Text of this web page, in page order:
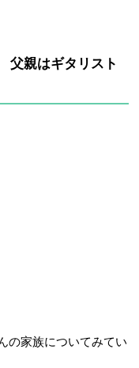
親はギタリスト
の家族についてみてい